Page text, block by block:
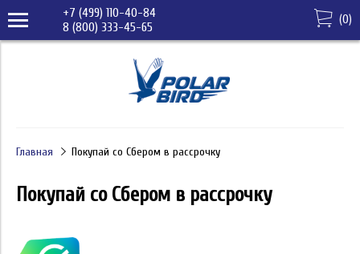
+7 (499) 110-40-84
8 (800) 333-45-65
(0)
Главная Покупай со Сбером в рассрочку
Покупай со Сбером в рассрочку